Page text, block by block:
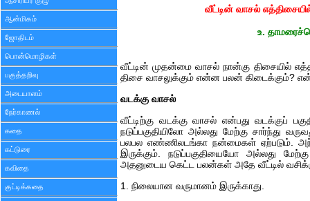
ஆன்மிகம்
ஜோதிடம்
பொன்மொழிகள்
பகுத்தறிவு
அடையாளம்
நேர்காணல்
கதை
கட்டுரை
கவிதை
குட்டிக்கதை
வீட்டின் வாசல்
உ.
வீட்டின் முதன்மை வாசல் நான்கு திசையில்
திசை வாசலுக்கும் என்ன பலன் கிடைக்கும்?
வடக்கு வாசல்
வீட்டிற்கு வடக்கு வாசல் என்பது வடக்குப்
நடுப்பகுதியிலோ அல்லது மேற்கு சார்ந்து
பலபல எண்ணிலடங்கா நன்மைகள் ஏற்படும்.
இருக்கும். நடுப்பகுதியையோ அல்லது
அதனுடைய கெட்ட பலன்கள் அதே வீட்டில்
1. நிலையான வருமானம் இருக்காது.